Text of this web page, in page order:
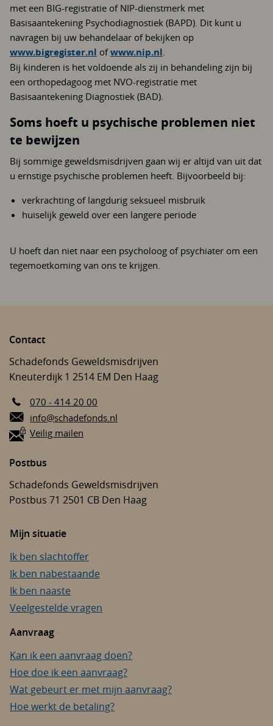
met een BIG-registratie of NIP-dienstmerk met
Basisaantekening Psychodiagnostiek (BAPD). Dit kunt u
navragen bij uw behandelaar of bekijken op
www.bigregister.nl ofwww.nip.nl.
Bij kinderen is het voldoende als zij in behandeling zijn bij
een orthopedagoog met NVO-registratie met
Basisaantekening Diagnostiek (BAD).
Soms hoeft u psychische problemen niet
te bewijzen
Bij sommige geweldsmisdrijven gaan wij er altijd van uit dat
u ernstige psychische problemen heeft. Bijvoorbeeld bij:
verkrachting of langdurig seksueel misbruik
huiselijk geweld over een langere periode
U hoeft dan niet naar een psycholoog of psychiater om een
tegemoetkoming van ons te krijgen.
Contact
Schadefonds Geweldsmisdrijven
Kneuterdijk 1 2514 EM Den Haag
070 - 414 20 00
E-mail:
info@schadefonds.nl
Veilig mailen
Postbus
Schadefonds Geweldsmisdrijven
Postbus 71 2501 CB Den Haag
Mijn situatie
Ik ben slachtoffer
Ik ben nabestaande
Ik ben naaste
Veelgestelde vragen
Aanvraag
Kan ik een aanvraag doen?
Hoe doe ik een aanvraag?
Wat gebeurt er met mijn aanvraag?
Hoe werkt de betaling?